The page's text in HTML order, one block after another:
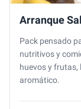
Arranque
Pack pensado
nutritivos y
huevos y frutas,
aromático.